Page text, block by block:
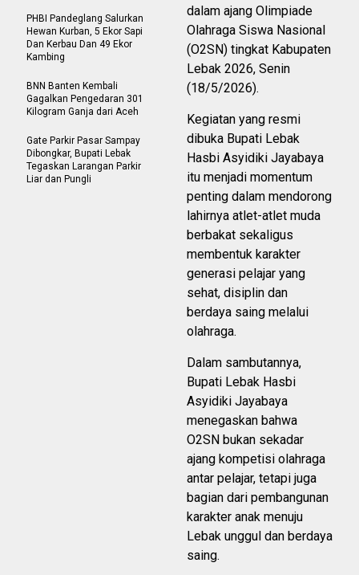
dalam ajang Olimpiade
Olahraga Siswa Nasional
(O2SN) tingkat Kabupaten
Lebak 2026, Senin
(18/5/2026).
Kegiatan yang resmi
dibuka Bupati Lebak
Hasbi Asyidiki Jayabaya
itu menjadi momentum
penting dalam mendorong
lahirnya atlet-atlet muda
berbakat sekaligus
membentuk karakter
generasi pelajar yang
sehat, disiplin dan
berdaya saing melalui
olahraga.
Dalam sambutannya,
Bupati Lebak Hasbi
Asyidiki Jayabaya
menegaskan bahwa
O2SN bukan sekadar
ajang kompetisi olahraga
antar pelajar, tetapi juga
bagian dari pembangunan
karakter anak menuju
Lebak unggul dan berdaya
saing.
PHBI Pandeglang Salurkan
Hewan Kurban, 5 Ekor Sapi
Dan Kerbau Dan 49 Ekor
Kambing
BNN Banten Kembali
Gagalkan Pengedaran 301
Kilogram Ganja dari Aceh
Gate Parkir Pasar Sampay
Dibongkar, Bupati Lebak
Tegaskan Larangan Parkir
Liar dan Pungli